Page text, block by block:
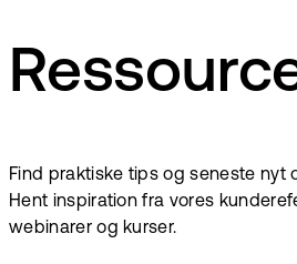
Find praktiske tips og seneste nyt
Hent inspiration fra vores
webinarer og kurser.